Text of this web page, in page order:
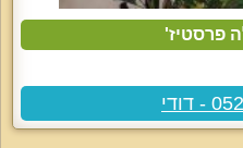
פרסטיז'